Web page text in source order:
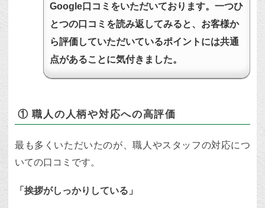
Google口コミをいただいております。一つひ
とつの口コミを読み返してみると、お客様か
ら評価していただいているポイントには共通
点があることに気付きました。
① 職人の人柄や対応への高評価
最も多くいただいたのが、職人やスタッフの対応につ
いての口コミです。
「挨拶がしっかりしている」